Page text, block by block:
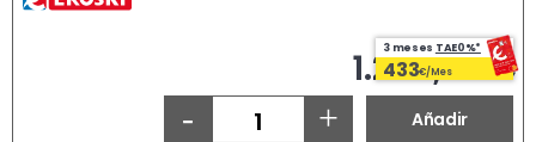
1.299,00 €
3 meses TAE0%*
433€/Mes
- + Añadir